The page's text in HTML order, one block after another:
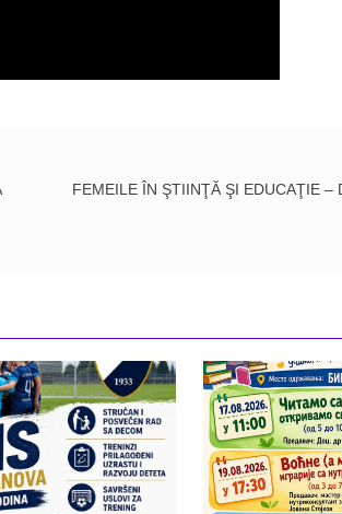
FEMEILE ÎN ŞTIINŢĂ ŞI EDUCAŢIE –